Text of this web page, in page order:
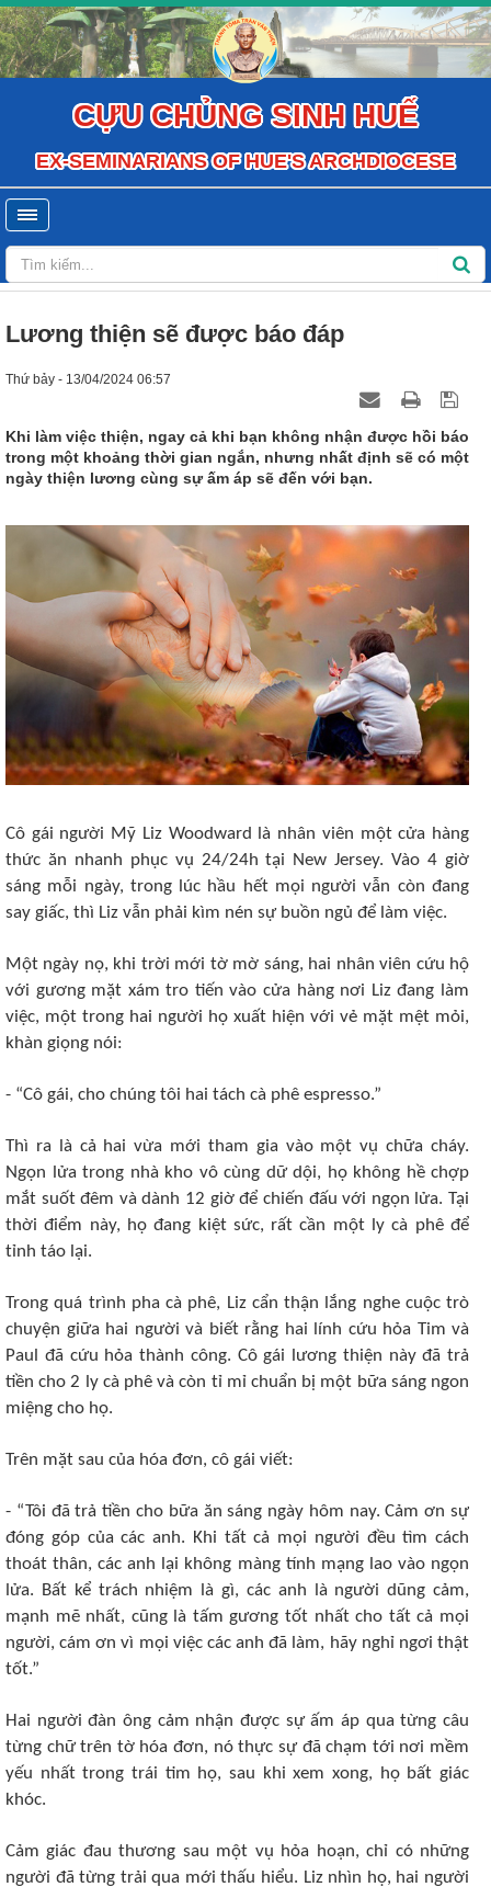
CỰU CHỦNG SINH HUẾ
EX-SEMINARIANS OF HUE'S ARCHDIOCESE
Lương thiện sẽ được báo đáp
Thứ bảy - 13/04/2024 06:57
Khi làm việc thiện, ngay cả khi bạn không nhận được hồi báo
trong một khoảng thời gian ngắn, nhưng nhất định sẽ có một
ngày thiện lương cùng sự ấm áp sẽ đến với bạn.
Cô gái người Mỹ Liz Woodward là nhân viên một cửa hàng
thức ăn nhanh phục vụ 24/24h tại New Jersey. Vào 4 giờ
sáng mỗi ngày, trong lúc hầu hết mọi người vẫn còn đang
say giấc, thì Liz vẫn phải kìm nén sự buồn ngủ để làm việc.
Một ngày nọ, khi trời mới tờ mờ sáng, hai nhân viên cứu hộ
với gương mặt xám tro tiến vào cửa hàng nơi Liz đang làm
việc, một trong hai người họ xuất hiện với vẻ mặt mệt mỏi,
khàn giọng nói:
- “Cô gái, cho chúng tôi hai tách cà phê espresso.”
Thì ra là cả hai vừa mới tham gia vào một vụ chữa cháy.
Ngọn lửa trong nhà kho vô cùng dữ dội, họ không hề chợp
mắt suốt đêm và dành 12 giờ để chiến đấu với ngọn lửa. Tại
thời điểm này, họ đang kiệt sức, rất cần một ly cà phê để
tỉnh táo lại.
Trong quá trình pha cà phê, Liz cẩn thận lắng nghe cuộc trò
chuyện giữa hai người và biết rằng hai lính cứu hỏa Tim và
Paul đã cứu hỏa thành công. Cô gái lương thiện này đã trả
tiền cho 2 ly cà phê và còn tỉ mỉ chuẩn bị một bữa sáng ngon
miệng cho họ.
Trên mặt sau của hóa đơn, cô gái viết:
- “Tôi đã trả tiền cho bữa ăn sáng ngày hôm nay. Cảm ơn sự
đóng góp của các anh. Khi tất cả mọi người đều tìm cách
thoát thân, các anh lại không màng tính mạng lao vào ngọn
lửa. Bất kể trách nhiệm là gì, các anh là người dũng cảm,
mạnh mẽ nhất, cũng là tấm gương tốt nhất cho tất cả mọi
người, cám ơn vì mọi việc các anh đã làm, hãy nghỉ ngơi thật
tốt.”
Hai người đàn ông cảm nhận được sự ấm áp qua từng câu
từng chữ trên tờ hóa đơn, nó thực sự đã chạm tới nơi mềm
yếu nhất trong trái tim họ, sau khi xem xong, họ bất giác
khóc.
Cảm giác đau thương sau một vụ hỏa hoạn, chỉ có những
người đã từng trải qua mới thấu hiểu. Liz nhìn họ, hai người